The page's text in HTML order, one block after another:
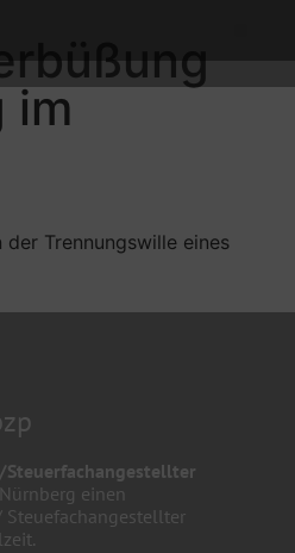
im
Trennungswille eines
einen
Steuefachangestellter